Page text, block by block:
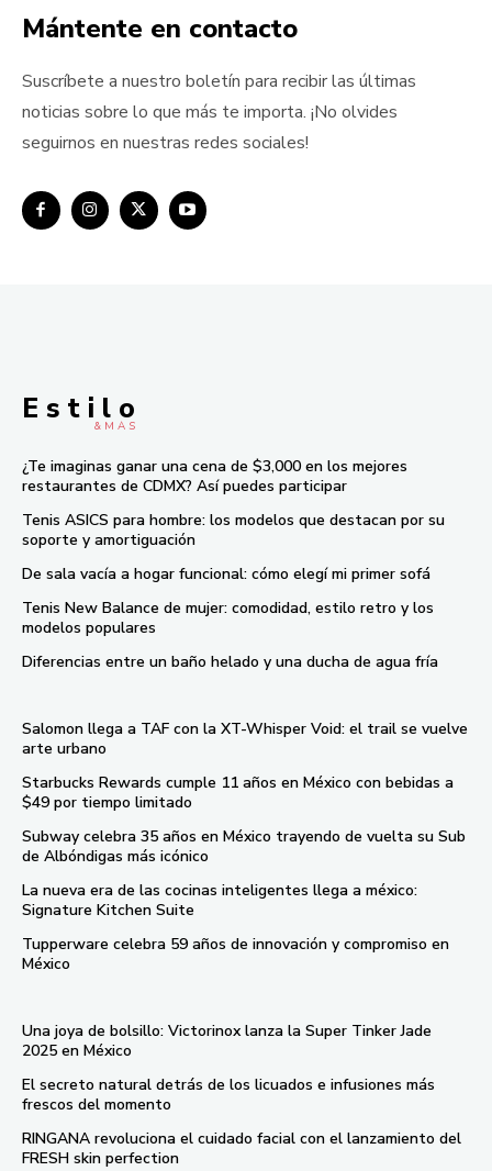
Mántente en contacto
Suscríbete a nuestro boletín para recibir las últimas
noticias sobre lo que más te importa. ¡No olvides
seguirnos en nuestras redes sociales!
E s t i l o
& M À S
¿Te imaginas ganar una cena de $3,000 en los mejores
restaurantes de CDMX? Así puedes participar
Tenis ASICS para hombre: los modelos que destacan por su
soporte y amortiguación
De sala vacía a hogar funcional: cómo elegí mi primer sofá
Tenis New Balance de mujer: comodidad, estilo retro y los
modelos populares
Diferencias entre un baño helado y una ducha de agua fría
Salomon llega a TAF con la XT-Whisper Void: el trail se vuelve
arte urbano
Starbucks Rewards cumple 11 años en México con bebidas a
$49 por tiempo limitado
Subway celebra 35 años en México trayendo de vuelta su Sub
de Albóndigas más icónico
La nueva era de las cocinas inteligentes llega a méxico:
Signature Kitchen Suite
Tupperware celebra 59 años de innovación y compromiso en
México
Una joya de bolsillo: Victorinox lanza la Super Tinker Jade
2025 en México
El secreto natural detrás de los licuados e infusiones más
frescos del momento
RINGANA revoluciona el cuidado facial con el lanzamiento del
FRESH skin perfection